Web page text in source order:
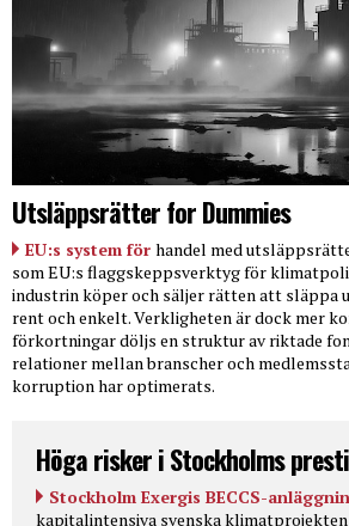
Utsläppsrätter for Dummies
EU:s system för handel med
som EU:s flaggskeppsverktyg för
industrin köper och säljer rätten att släppa
rent och enkelt. Verkligheten är dock mer
förkortningar döljs en struktur av riktade
relationer mellan branscher och
korruption har optimerats.
Höga risker i Stockholms
Stockholm Exergis BECCS-
kapitalintensiva svenska klimatprojekten